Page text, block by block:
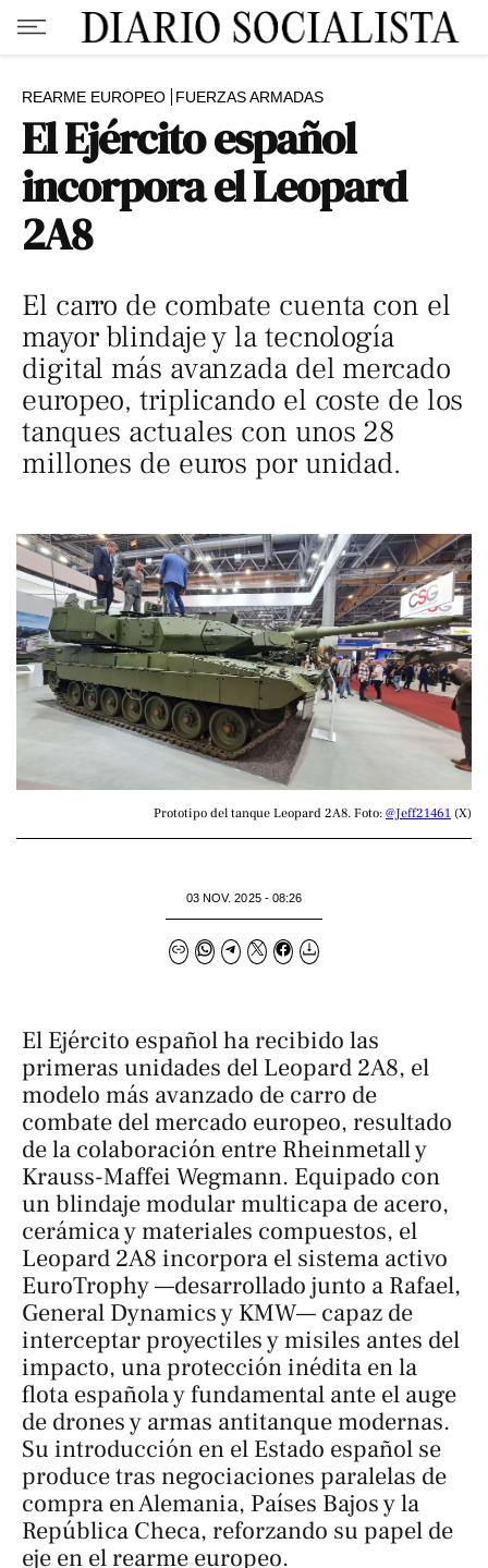
REARME EUROPEO FUERZAS ARMADAS
El Ejército español
incorpora el Leopard
2A8
El carro de combate cuenta con el
mayor blindaje y la tecnología
digital más avanzada del mercado
europeo, triplicando el coste de los
tanques actuales con unos 28
millones de euros por unidad.
Prototipo del tanque Leopard 2A8. Foto: @Jeff21461 (X)
03 NOV. 2025 - 08:26
El Ejército español ha recibido las
primeras unidades del Leopard 2A8, el
modelo más avanzado de carro de
combate del mercado europeo, resultado
de la colaboración entre Rheinmetall y
Krauss-Maffei Wegmann. Equipado con
un blindaje modular multicapa de acero,
cerámica y materiales compuestos, el
Leopard 2A8 incorpora el sistema activo
EuroTrophy —desarrollado junto a Rafael,
General Dynamics y KMW— capaz de
interceptar proyectiles y misiles antes del
impacto, una protección inédita en la
flota española y fundamental ante el auge
de drones y armas antitanque modernas.
Su introducción en el Estado español se
produce tras negociaciones paralelas de
compra en Alemania, Países Bajos y la
República Checa, reforzando su papel de
eje en el rearme europeo.